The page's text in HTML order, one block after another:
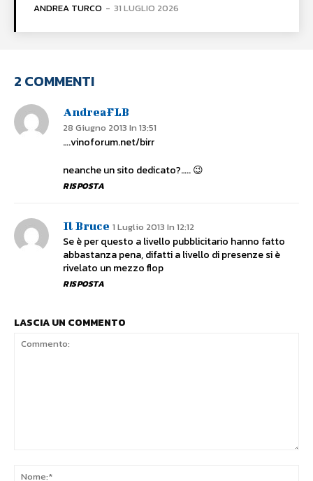
ANDREA TURCO - 31 LUGLIO 2026
2 COMMENTI
AndreaFLB
28 Giugno 2013 In 13:51
….vinoforum.net/birr
neanche un sito dedicato?….. 😉
RISPOSTA
Il Bruce 1 Luglio 2013 In 12:12
Se è per questo a livello pubblicitario hanno fatto
abbastanza pena, difatti a livello di presenze si è
rivelato un mezzo flop
RISPOSTA
LASCIA UN COMMENTO